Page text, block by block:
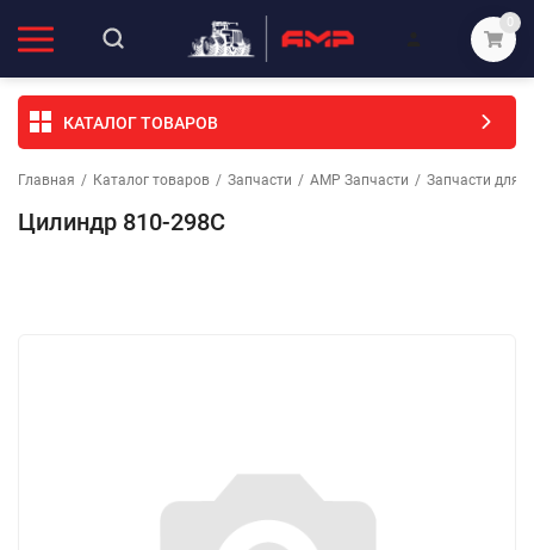
0
КАТАЛОГ ТОВАРОВ
Главная / Каталог товаров / Запчасти / АМР Запчасти / Запчасти для
Цилиндр 810-298С